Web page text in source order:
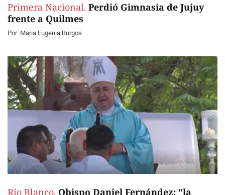
Primera Nacional. Perdió Gimnasia de Jujuy
frente a Quilmes
Por Maria Eugenia Burgos
Río Blanco. Obispo Daniel Fernández: "la